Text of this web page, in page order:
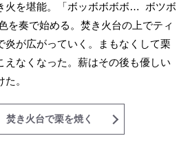
火を堪能。「ボッボボボボ… ボツボ
を奏で始める。焚き火台の上でティ
炎が広がっていく。まもなくして栗
えなくなった。薪はその後も優しい
。
き火台で栗を焼く